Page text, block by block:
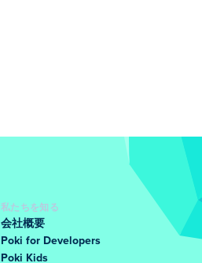
私たちを知る
会社概要
Poki for Developers
Poki Kids